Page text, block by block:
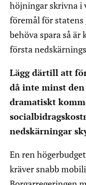
höjningar skrivna i
föremål för statens
behöva spara så är
första
Lägg därtill att
då inte minst
dramatiskt
nedskärningar
En ren
kräver snabb